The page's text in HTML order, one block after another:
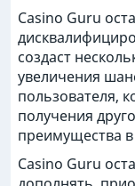
Casino Guru
создаст
увеличения
пользователя,
получения
преимущества
Casino Guru